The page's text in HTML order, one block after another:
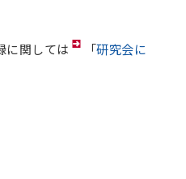
に関しては
「研究会に